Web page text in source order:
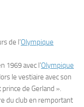
de l’Olympique
1969 avec l’Olympique
le vestiaire avec son
prince de Gerland ».
du club en remportant